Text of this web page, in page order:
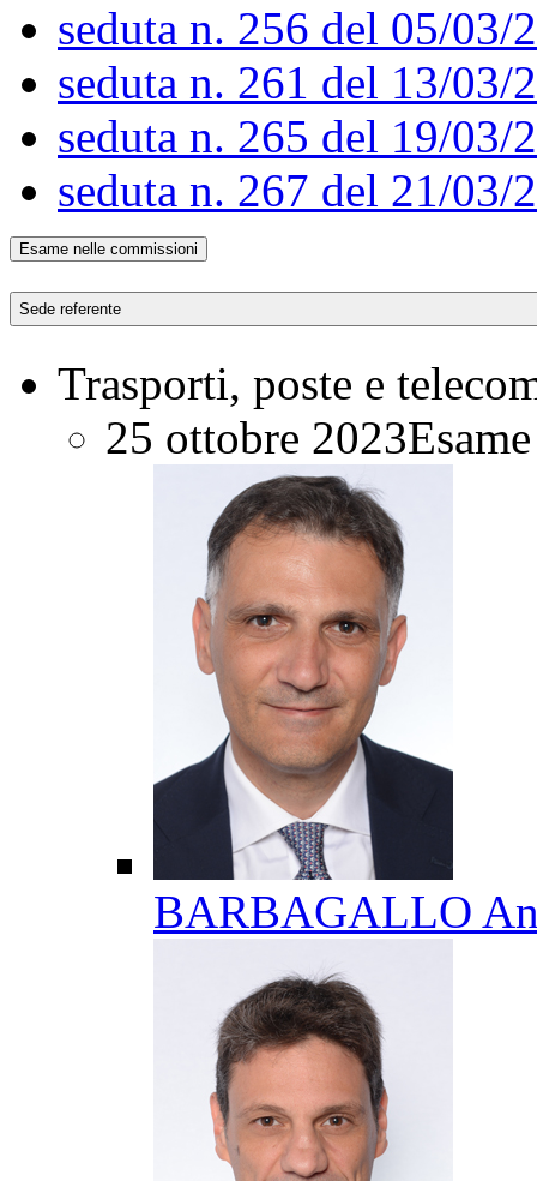
seduta n. 256 del 05/03/
seduta n. 261 del 13/03/
seduta n. 265 del 19/03/
seduta n. 267 del 21/03/
Esame nelle commissioni
Sede referente
Trasporti, poste e
25 ottobre 2023
BARBAGALLO